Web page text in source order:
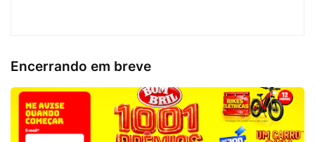
Encerrando em breve